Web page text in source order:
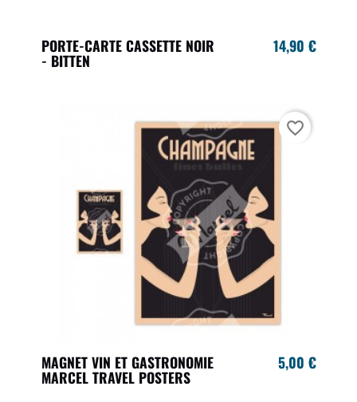
PORTE-CARTE CASSETTE NOIR
- BITTEN
14,90 €
MAGNET VIN ET GASTRONOMIE
MARCEL TRAVEL POSTERS
5,00 €
favorite_border